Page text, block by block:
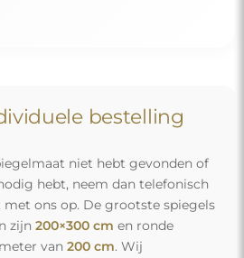
bestelling
niet hebt gevonden of
hebt, neem dan telefonisch
ons op. De grootste spiegels
zijn 200×300 cm en ronde
van 200 cm. Wij